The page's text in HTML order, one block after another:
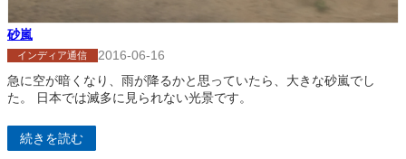
砂嵐
インディア通信
2016-06-16
急に空が暗くなり、雨が降るかと思っていたら、大きな砂嵐でし
た。 日本では滅多に見られない光景です。
続きを読む